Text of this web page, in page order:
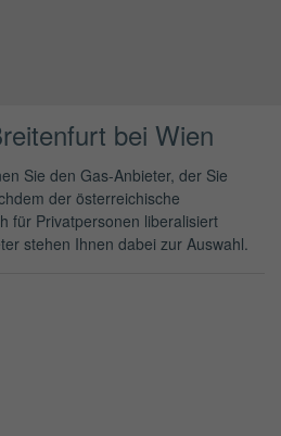
bei Wien
Sie den Gas-Anbieter, der Sie
der österreichische
für Privatpersonen liberalisiert
stehen Ihnen dabei zur Auswahl.